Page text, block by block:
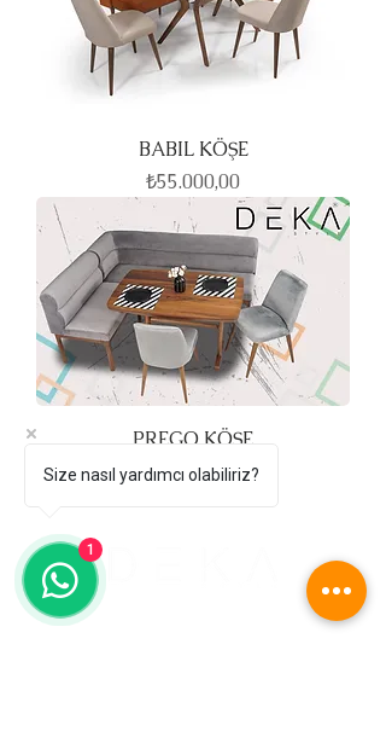
BABIL KÖŞE
Fiyat
₺55.000,00
PREGO KÖŞE
Fiyat
₺50.000,00
Size nasıl yardımcı olabiliriz?
1